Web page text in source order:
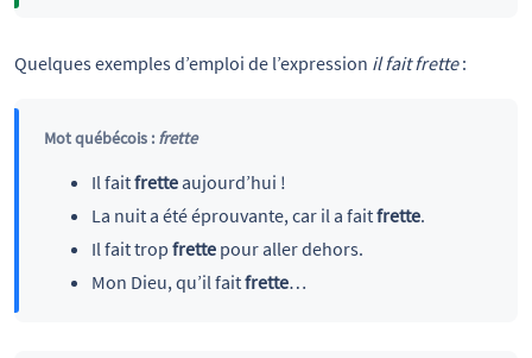
Quelques exemples d’emploi de l’expression il fait frette:
Mot québécois : frette
Il faitfretteaujourd’hui !
La nuit a été éprouvante, car il a faitfrette.
Il fait trop frettepour aller dehors.
Mon Dieu, qu’il faitfrette…